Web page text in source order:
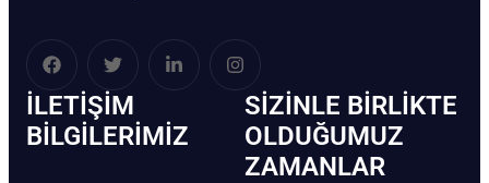
İLETIŞIM
BİLGILERIMIZ
SIZINLE BIRLIKTE
OLDUĞUMUZ
ZAMANLAR